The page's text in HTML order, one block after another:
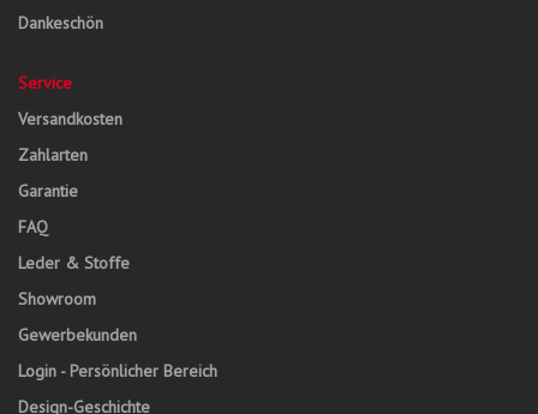
Dankeschön
Service
Versandkosten
Zahlarten
Garantie
FAQ
Leder & Stoffe
Showroom
Gewerbekunden
Login - Persönlicher Bereich
Design-Geschichte